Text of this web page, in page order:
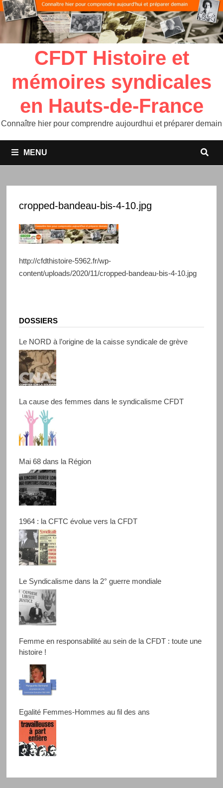
CFDT Histoire et
mémoires syndicales
en Hauts-de-France
Connaître hier pour comprendre aujourdhui et préparer demain
MENU
cropped-bandeau-bis-4-10.jpg
http://cfdthistoire-5962.fr/wp-
content/uploads/2020/11/cropped-bandeau-bis-4-10.jpg
DOSSIERS
Le NORD à l’origine de la caisse syndicale de grève
La cause des femmes dans le syndicalisme CFDT
Mai 68 dans la Région
1964 : la CFTC évolue vers la CFDT
Le Syndicalisme dans la 2° guerre mondiale
Femme en responsabilité au sein de la CFDT : toute une
histoire !
Egalité Femmes-Hommes au fil des ans